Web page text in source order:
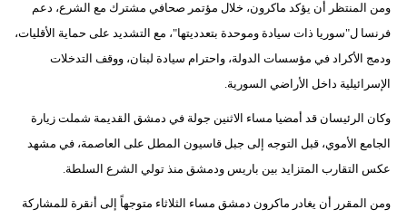
ومن المنتظر أن يؤكد ماكرون، خلال مؤتمر صحافي مشترك مع الشرع، دعم
فرنسا ل"سوريا ذات سيادة وموحدة بتعدديتها"، مع التشديد على حماية الأقليات،
ودمج الأكراد في مؤسسات الدولة، واحترام سيادة لبنان، ووقف التدخلات
الإسرائيلية داخل الأراضي السورية.
وكان الرئيسان قد أمضيا مساء الاثنين جولة في دمشق القديمة شملت زيارة
الجامع الأموي، قبل التوجه إلى جبل قاسيون المطل على العاصمة، في مشهد
عكس التقارب المتزايد بين باريس ودمشق منذ تولي الشرع السلطة.
ومن المقرر أن يغادر ماكرون دمشق مساء الثلاثاء متوجهاً إلى أنقرة للمشاركة